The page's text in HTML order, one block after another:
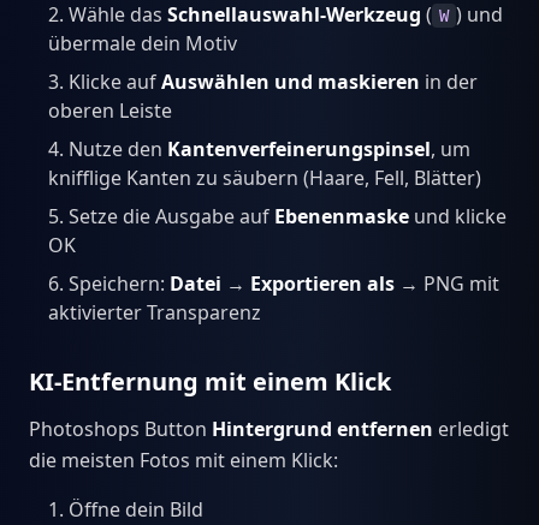
Wähle das Schnellauswahl-Werkzeug ( W ) und
übermale dein Motiv
Klicke aufAuswählen und maskieren in der
oberen Leiste
Nutze den Kantenverfeinerungspinsel, um
knifflige Kanten zu säubern (Haare, Fell, Blätter)
Setze die Ausgabe auf Ebenenmaske und klicke
OK
Speichern: Datei → Exportieren als → PNG mit
aktivierter Transparenz
KI-Entfernung mit einem Klick
Photoshops Button Hintergrund entfernen erledigt
die meisten Fotos mit einem Klick:
Öffne dein Bild